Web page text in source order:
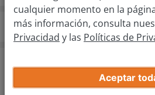
compramostucoche.es Sucursales
¿Cuál es la marca de tu coche?
cualquier momento en la
más información, consulta
Privacidad y las Políticas de
Aceptar